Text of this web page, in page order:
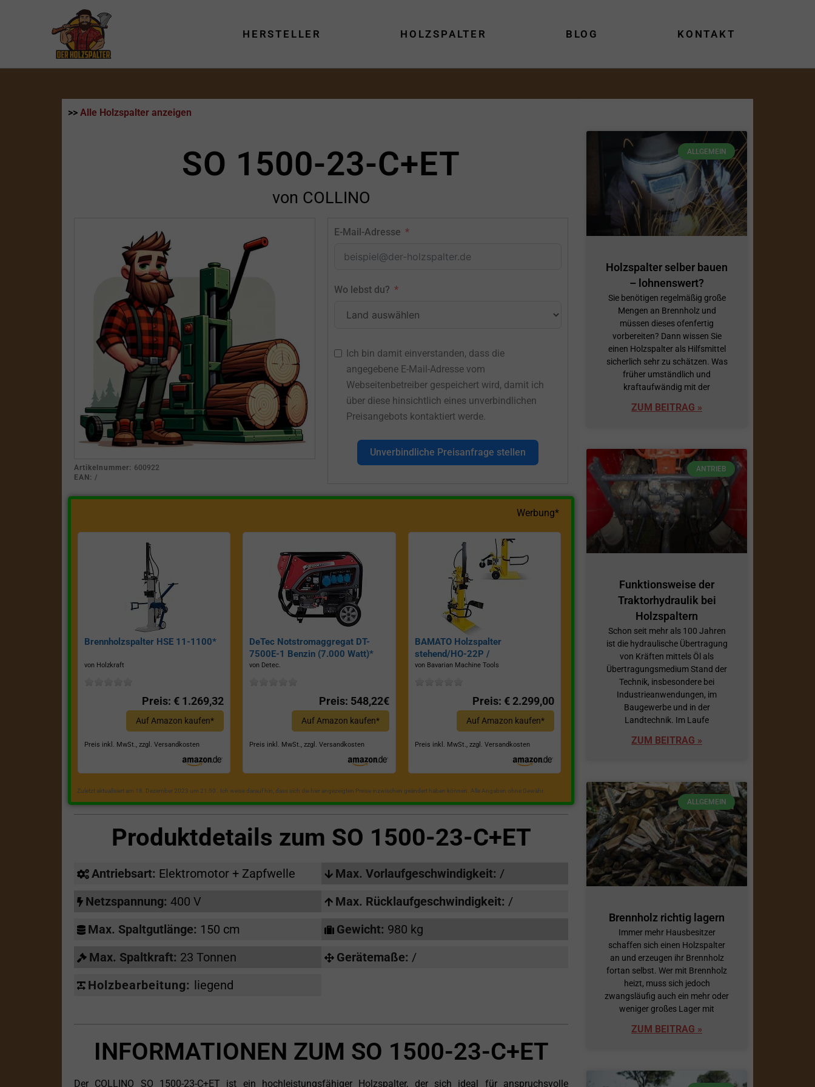
HERSTELLER HOLZSPALTER BLOG KONTAKT
>> Alle Holzspalter anzeigen
SO 1500-23-C+ET
von COLLINO
Artikelnummer: 600922
EAN: /
E-Mail-Adresse
Wo lebst du?
Ich bin damit einverstanden, dass die
angegebene E-Mail-Adresse vom
Webseitenbetreiber gespeichert wird, damit ich
über diese hinsichtlich eines unverbindlichen
Preisangebots kontaktiert werde.
Unverbindliche Preisanfrage stellen
Werbung*
Brennholzspalter HSE 11-1100*
von Holzkraft
Preis: € 1.269,32
Auf Amazon kaufen*
Preis inkl. MwSt., zzgl. Versandkosten
DeTec Notstromaggregat DT-
7500E-1 Benzin (7.000 Watt)*
von Detec.
Preis: 548,22€
Auf Amazon kaufen*
Preis inkl. MwSt., zzgl. Versandkosten
BAMATO Holzspalter
stehend/HO-22P /
Zapfwellenantrieb, Inkl.
von Bavarian Machine Tools
Preis: € 2.299,00
Auf Amazon kaufen*
Preis inkl. MwSt., zzgl. Versandkosten
Zuletzt aktualisiert am 18. Dezember 2023 um 21:50 . Ich weise darauf hin, dass sich die hier angezeigten Preise inzwischen geändert haben können. Alle Angaben ohne Gewähr.
Produktdetails zum SO 1500-23-C+ET
Antriebsart: Elektromotor + Zapfwelle
Netzspannung: 400 V
Max. Spaltgutlänge: 150 cm
Max. Spaltkraft: 23 Tonnen
Holzbearbeitung:
liegend
Max. Vorlaufgeschwindigkeit: /
Max. Rücklaufgeschwindigkeit: /
Gewicht: 980 kg
Gerätemaße: /
INFORMATIONEN ZUM SO 1500-23-C+ET
Der COLLINO SO 1500-23-C+ET ist ein hochleistungsfähiger Holzspalter, der sich ideal für anspruchsvolle
ALLGEMEIN
Holzspalter selber bauen
– lohnenswert?
Sie benötigen regelmäßig große
Mengen an Brennholz und
müssen dieses ofenfertig
vorbereiten? Dann wissen Sie
einen Holzspalter als Hilfsmittel
sicherlich sehr zu schätzen. Was
früher umständlich und
kraftaufwändig mit der
ZUM BEITRAG »
ANTRIEB
Funktionsweise der
Traktorhydraulik bei
Holzspaltern
Schon seit mehr als 100 Jahren
ist die hydraulische Übertragung
von Kräften mittels Öl als
Übertragungsmedium Stand der
Technik, insbesondere bei
Industrieanwendungen, im
Baugewerbe und in der
Landtechnik. Im Laufe
ZUM BEITRAG »
ALLGEMEIN
Brennholz richtig lagern
Immer mehr Hausbesitzer
schaffen sich einen Holzspalter
an und erzeugen ihr Brennholz
fortan selbst. Wer mit Brennholz
heizt, muss sich jedoch
zwangsläufig auch ein mehr oder
weniger großes Lager mit
ZUM BEITRAG »